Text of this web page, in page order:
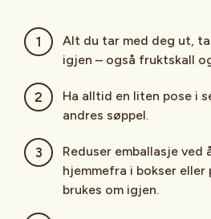
Alt du tar med deg ut,
igjen – også fruktskall
Ha alltid en liten pose i
andres søppel.
Reduser emballasje ved
hjemmefra i bokser eller
brukes om igjen.